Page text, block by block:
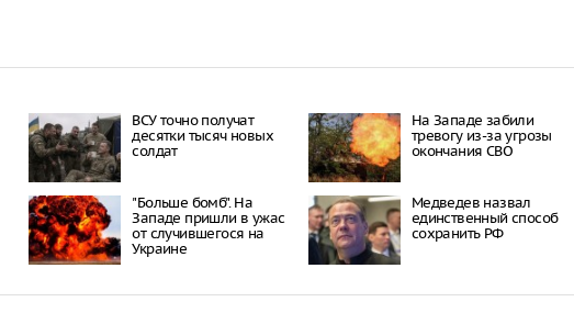
ВСУ точно получат
десятки тысяч новых
солдат
На Западе забили
тревогу из-за угрозы
окончания СВО
"Больше бомб". На
Западе пришли в ужас
от случившегося на
Украине
Медведев назвал
единственный способ
сохранить РФ